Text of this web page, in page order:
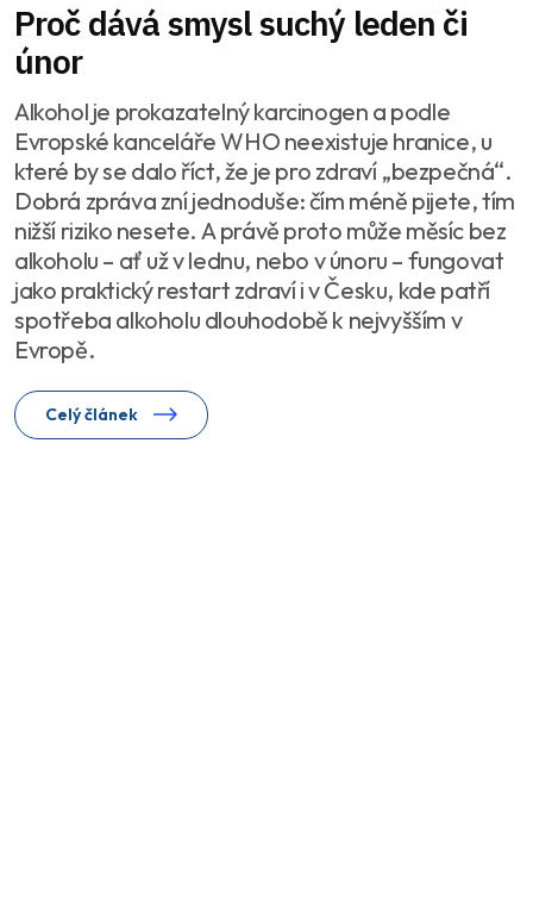
Proč dává smysl suchý leden či
únor
Alkohol je prokazatelný karcinogen a podle
Evropské kanceláře WHO neexistuje hranice, u
které by se dalo říct, že je pro zdraví „bezpečná“.
Dobrá zpráva zní jednoduše: čím méně pijete, tím
nižší riziko nesete. A právě proto může měsíc bez
alkoholu – ať už v lednu, nebo v únoru – fungovat
jako praktický restart zdraví i v Česku, kde patří
spotřeba alkoholu dlouhodobě k nejvyšším v
Evropě.
Celý článek